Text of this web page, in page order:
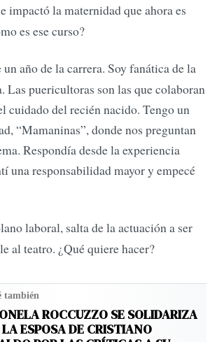
impactó la maternidad que ahora es
es ese curso?
año de la carrera. Soy fanática de la
Las puericultoras son las que colaboran
cuidado del recién nacido. Tengo un
“Mamaninas”, donde nos preguntan
Respondía desde la experiencia
una responsabilidad mayor y empecé
laboral, salta de la actuación a ser
al teatro. ¿Qué quiere hacer?
también
ROCCUZZO SE SOLIDARIZA
ESPOSA DE CRISTIANO